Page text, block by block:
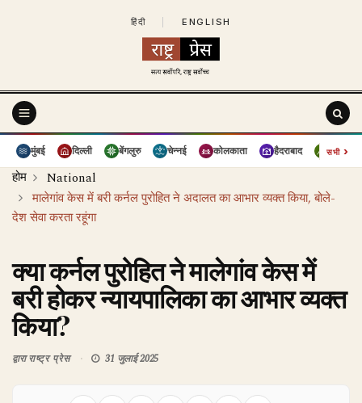
हिंदी ENGLISH
मुंबई दिल्ली बेंगलुरु चेन्नई कोलकाता हैदराबाद पुणे
सभी›
होम
National
मालेगांव केस में बरी कर्नल पुरोहित ने अदालत का आभार व्यक्त किया, बोले-
देश सेवा करता रहूंगा
क्या कर्नल पुरोहित ने मालेगांव केस में
बरी होकर न्यायपालिका का आभार व्यक्त
किया?
द्वाराराष्ट्र प्रेस 31 जुलाई 2025